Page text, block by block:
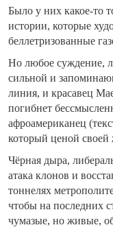
Было у них какое-то
истории, которые
беллетризованные
Но любое суждение,
сильной и
линия, и красавец
погибнет
афроамериканец
который ценой своей
Чёрная дыра,
атака клонов и
тоннелях
чтобы на последних
чумазые, но живые,